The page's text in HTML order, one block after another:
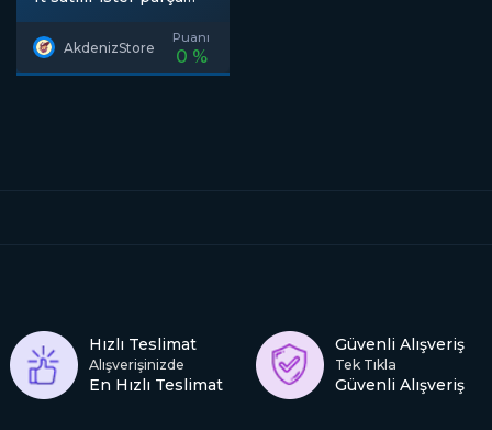
online
AkdenizStore
Puanı
0 %
Hızlı Teslimat
Alışverişinizde
En Hızlı Teslimat
Güvenli Alışveriş
Tek Tıkla
Güvenli Alışveriş